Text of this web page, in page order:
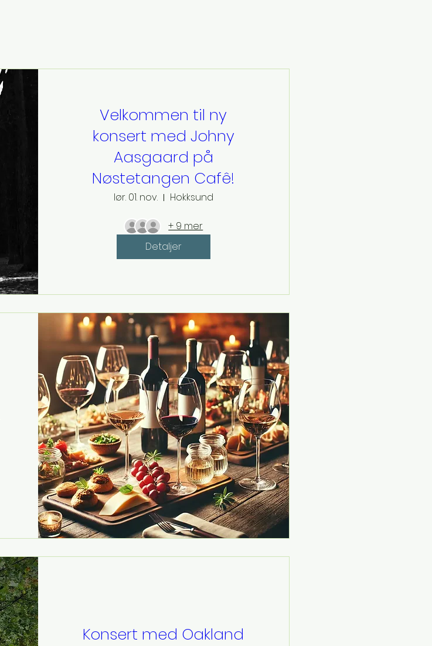
Velkommen til ny
konsert med Johny
Aasgaard på
Nøstetangen Cafê!
lør. 01. nov. Hokksund
+ 9 mer
Detaljer
Konsert med Oakland